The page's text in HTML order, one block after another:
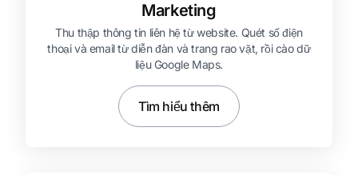
Marketing
Thu thập thông tin liên hệ từ website. Quét số điện
thoại và email từ diễn đàn và trang rao vặt, rồi cào dữ
liệu Google Maps.
Tìm hiểu thêm